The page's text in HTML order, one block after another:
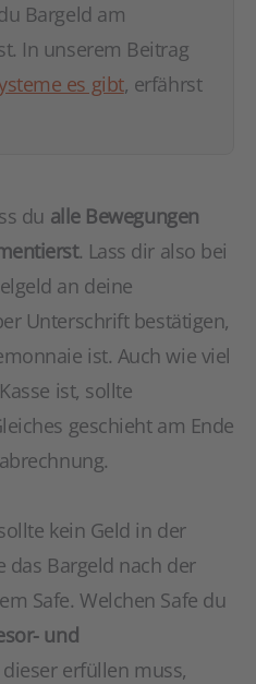
Bargeld am
In unserem Beitrag
es gibt, erfährst
du alle Bewegungen
. Lass dir also bei
an deine
Unterschrift bestätigen,
ist. Auch wie viel
ist, sollte
geschieht am Ende
kein Geld in der
das Bargeld nach der
Safe. Welchen Safe du
und
dieser erfüllen muss,